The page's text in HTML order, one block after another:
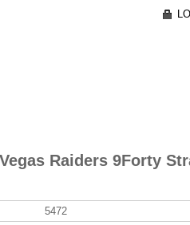
Raiders 9Forty
5472